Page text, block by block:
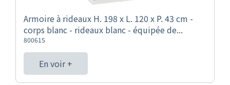
Armoire à rideaux H. 198 x L. 120 x P. 43 cm -
corps blanc - rideaux blanc - équipée de...
800615
En voir +